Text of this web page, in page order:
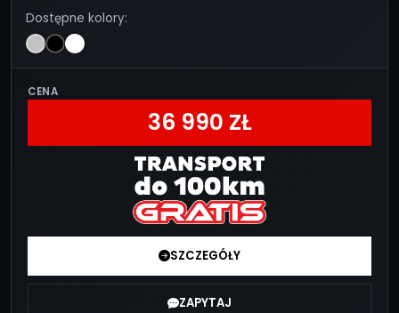
Dostępne kolory:
CENA
36 990 ZŁ
SZCZEGÓŁY
ZAPYTAJ